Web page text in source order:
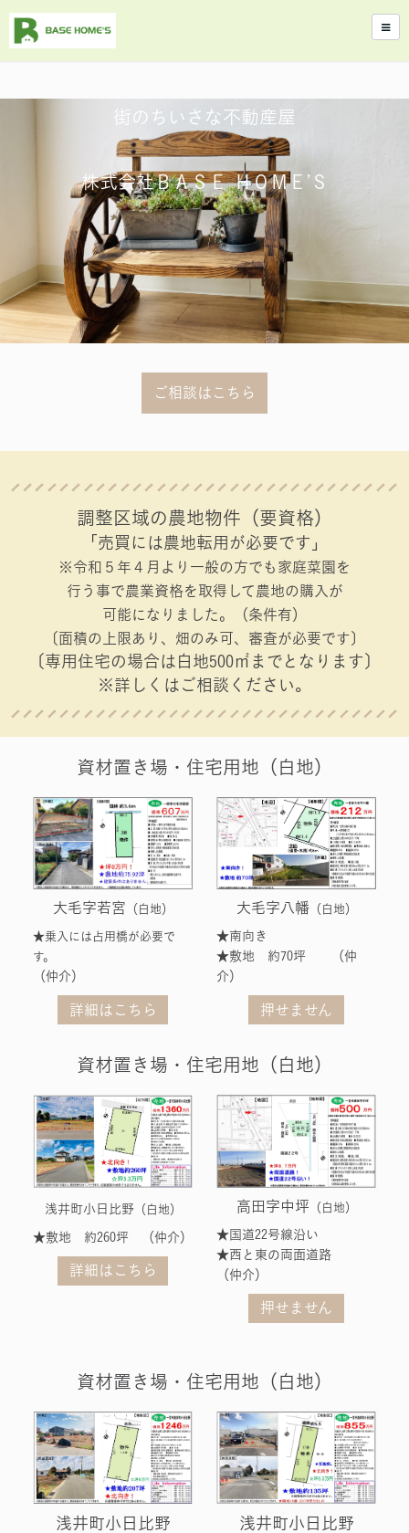
街のちいさな不動産屋
株式会社ＢＡＳＥ ＨＯＭＥ’Ｓ
ご相談はこちら
調整区域の農地物件（要資格）
「売買には農地転用が必要です」
※令和５年４月より一般の方でも家庭菜園を
行う事で農業資格を取得して農地の購入が
可能になりました。（条件有）
〔面積の上限あり、畑のみ可、審査が必要です〕
〔専用住宅の場合は白地500㎡までとなります〕
※詳しくはご相談ください。
資材置き場・住宅用地（白地）
大毛字若宮 （白地）
★乗入には占用橋が必要で
す。
（仲介）
詳細はこちら
大毛字八幡（白地）
★南向き
★敷地 約70坪 （仲
介）
押せません
資材置き場・住宅用地（白地）
浅井町小日比野 （白地）
★敷地 約260坪 （仲介）
詳細はこちら
高田字中坪 （白地）
★国道22号線沿い
★西と東の両面道路
（仲介）
押せません
資材置き場・住宅用地（白地）
浅井町小日比野 浅井町小日比野